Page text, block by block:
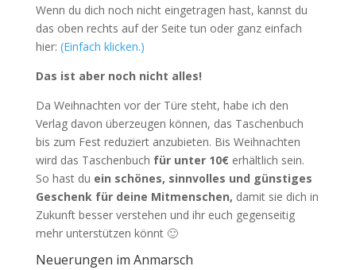
Wenn du dich noch nicht eingetragen hast, kannst du
das oben rechts auf der Seite tun oder ganz einfach
hier: (Einfach klicken.)
Das ist aber noch nicht alles!
Da Weihnachten vor der Türe steht, habe ich den
Verlag davon überzeugen können, das Taschenbuch
bis zum Fest reduziert anzubieten. Bis Weihnachten
wird das Taschenbuch für unter 10€erhältlich sein.
So hast du ein schönes, sinnvolles und günstiges
Geschenk für deine Mitmenschen, damit sie dich in
Zukunft besser verstehen und ihr euch gegenseitig
mehr unterstützen könnt 🙂
Neuerungen im Anmarsch